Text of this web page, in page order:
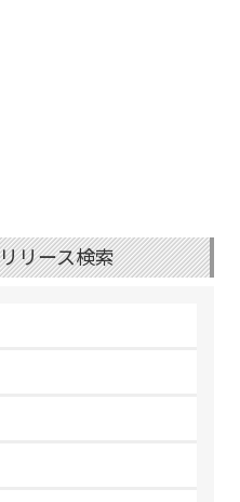
リース検索